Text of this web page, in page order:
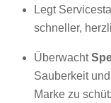
Legt
schneller,
Überwacht
Sauberkeit
Marke zu